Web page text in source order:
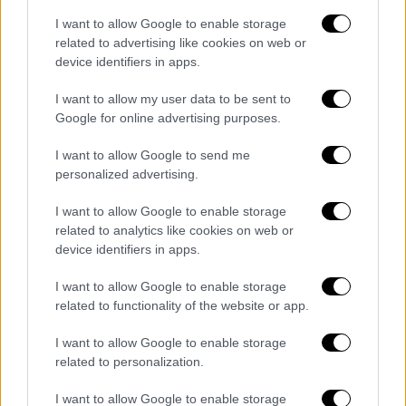
I want to allow Google to enable storage
related to advertising like cookies on web or
device identifiers in apps.
I want to allow my user data to be sent to
Google for online advertising purposes.
I want to allow Google to send me
personalized advertising.
I want to allow Google to enable storage
related to analytics like cookies on web or
device identifiers in apps.
I want to allow Google to enable storage
related to functionality of the website or app.
I want to allow Google to enable storage
related to personalization.
I want to allow Google to enable storage
αναγκαστεί να βασιστεί στις υπαρκτές
δυνάμεις του «ιστορικούΣΥΡΙΖΑ»;